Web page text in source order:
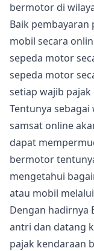
bermotor di
Baik pembayaran
mobil secara
sepeda motor
sepeda motor
setiap wajib
Tentunya
samsat online
dapat
bermotor
mengetahui
atau mobil melalui
Dengan hadirnya
antri dan datang
pajak kendaraan